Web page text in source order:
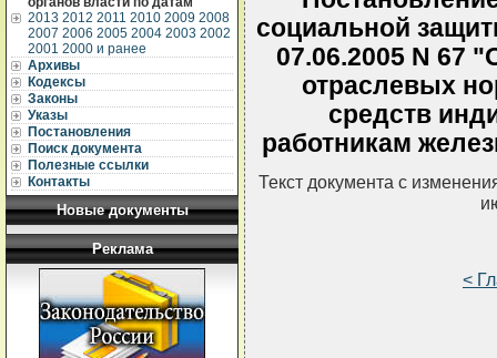
2013 2012 2011 2010 2009 2008
2007 2006 2005 2004 2003 2002
2001 2000 и ранее
Архивы
Кодексы
Законы
Указы
Постановления
Поиск документа
Полезные ссылки
Контакты
Новые документы
Реклама
социальной
07.06.2005 N 67
отраслевых
средств
работникам
Текст документа с
<